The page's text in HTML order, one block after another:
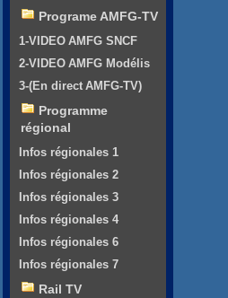
Programe AMFG-TV
1-VIDEO AMFG SNCF
2-VIDEO AMFG Modélis
3-(En direct AMFG-TV)
Programme
régional
Infos régionales 1
Infos régionales 2
Infos régionales 3
Infos régionales 4
Infos régionales 6
Infos régionales 7
Rail TV